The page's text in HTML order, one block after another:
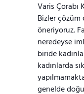
Varis Çorabı
Bizler çözüm
öneriyoruz.
neredeyse
biride
kadınlarda
genelde